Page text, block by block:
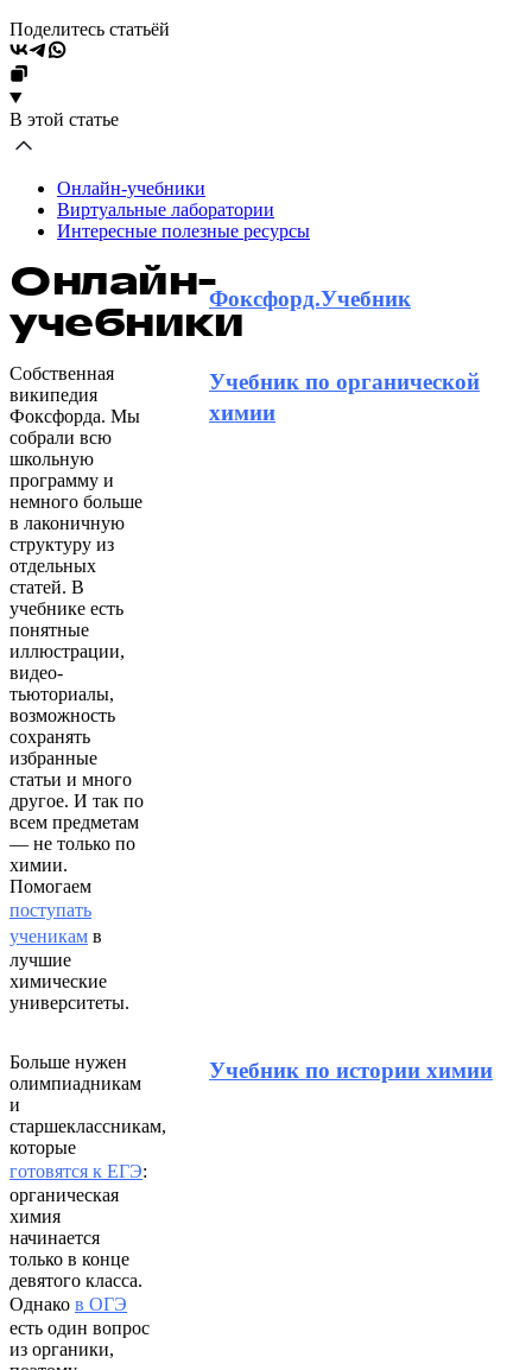
Поделитесь статьёй
В этой статье
Онлайн-учебники
Виртуальные лаборатории
Интересные полезные ресурсы
Онлайн-
учебникиФоксфорд.Учебник
Собственная
википедия
Фоксфорда. Мы
собрали всю
школьную
программу и
немного больше
в лаконичную
структуру из
отдельных
статей. В
учебнике есть
понятные
иллюстрации,
видео-
тьюториалы,
возможность
сохранять
избранные
статьи и много
другое. И так по
всем предметам
— не только по
химии.
Помогаем
поступать
ученикам в
лучшие
химические
университеты.
Учебник по органической
химии
Больше нужен
олимпиадникам
и
старшеклассникам,
которые
готовятся к ЕГЭ:
органическая
химия
начинается
только в конце
девятого класса.
Однако в ОГЭ
есть один вопрос
из органики,
Учебник по истории химии